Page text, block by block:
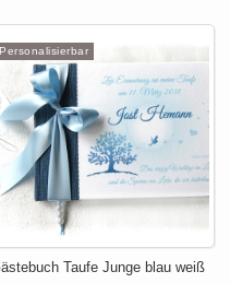
Personalisierbar
Taufe Junge blau weiß